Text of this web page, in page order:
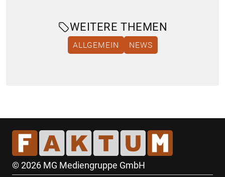
WEITERE THEMEN
ALLGEMEIN NEWS
© 2026 MG Mediengruppe GmbH